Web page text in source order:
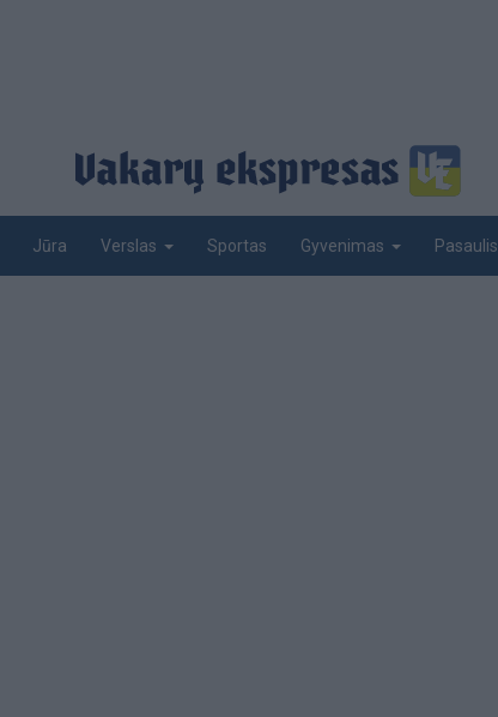
Jūra Verslas Sportas Gyvenimas Pasaulis